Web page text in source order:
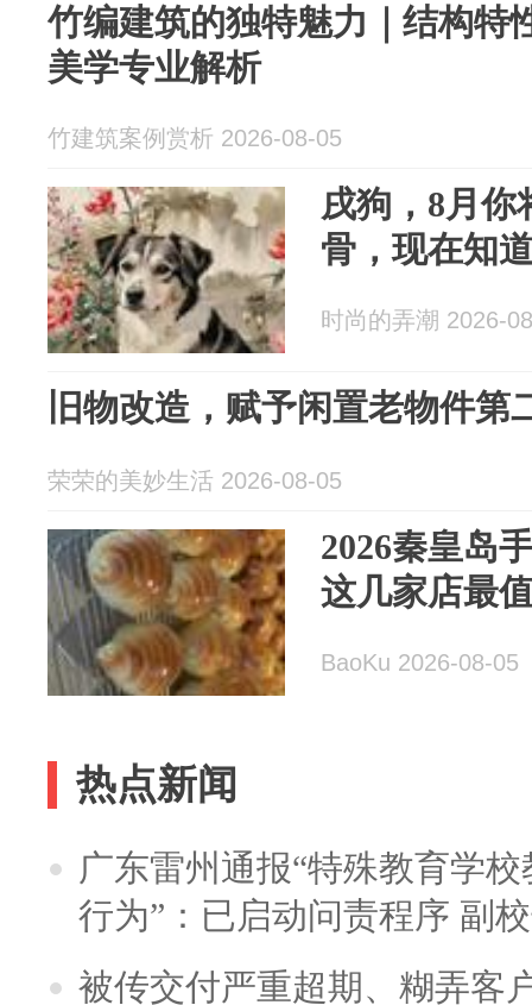
竹编建筑的独特魅力｜结构特
美学专业解析
竹建筑案例赏析 2026-08-05
戌狗，8月
骨，现在知
时尚的弄潮 2026-
旧物改造，赋予闲置老物件第
荣荣的美妙生活 2026-08-05
2026秦皇岛
这几家店最
BaoKu 2026-08-05
热点新闻
广东雷州通报“特殊教育学
行为”：已启动问责程序 副
被传交付严重超期、糊弄客